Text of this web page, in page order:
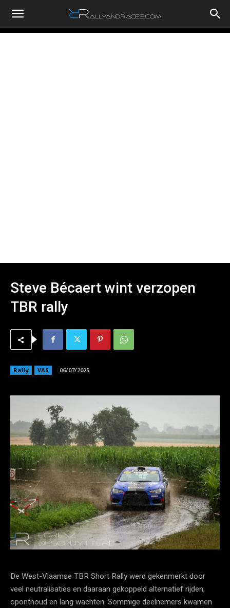
RallyandRaces.com
Steve Bécaert wint verzopen
TBR rally
Rally VAS 06/07/2025
De West-Vlaamse TBR Short Rally werd gekenmerkt door
veel neutralisaties en daaraan gekoppeld alternatief rijden,
oponthoud en lang wachten. Sommige deelnemers kwamen